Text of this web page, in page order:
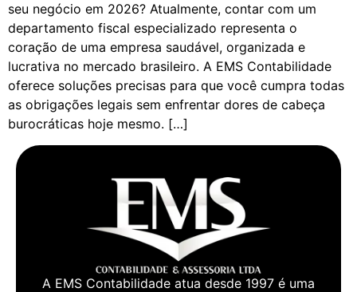
seu negócio em 2026? Atualmente, contar com um
departamento fiscal especializado representa o
coração de uma empresa saudável, organizada e
lucrativa no mercado brasileiro. A EMS Contabilidade
oferece soluções precisas para que você cumpra todas
as obrigações legais sem enfrentar dores de cabeça
burocráticas hoje mesmo. […]
A EMS Contabilidade atua desde 1997 é uma